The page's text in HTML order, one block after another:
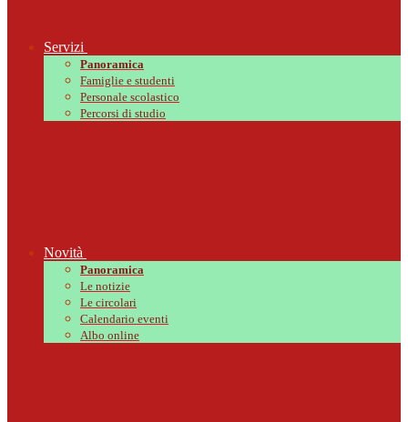
Servizi
Panoramica
Famiglie e studenti
Personale scolastico
Percorsi di studio
Novità
Panoramica
Le notizie
Le circolari
Calendario eventi
Albo online